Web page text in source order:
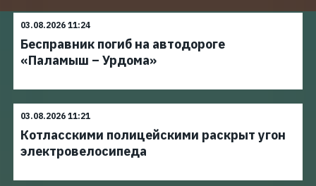
03.08.2026 11:24
Бесправник погиб на автодороге
«Паламыш – Урдома»
03.08.2026 11:21
Котласскими полицейскими раскрыт угон
электровелосипеда